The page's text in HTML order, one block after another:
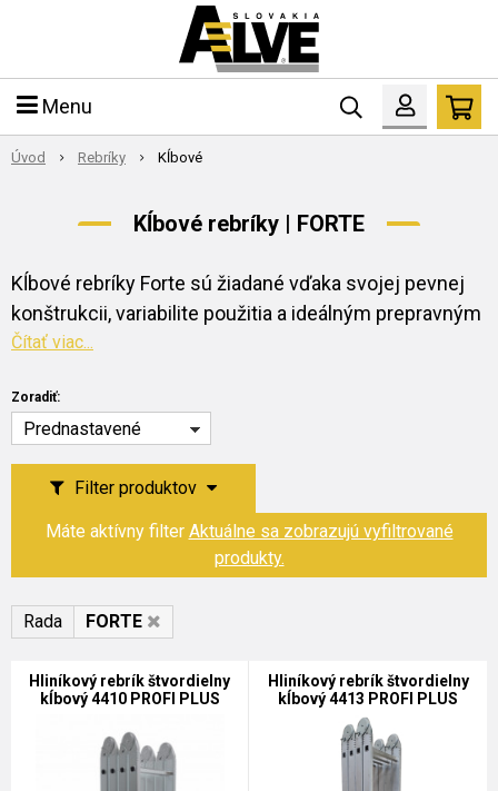
Menu
Úvod Rebríky Kĺbové
Kĺbové rebríky | FORTE
Kĺbové rebríky Forte sú žiadané vďaka svojej pevnej
konštrukcii, variabilite použitia a ideálným prepravným
rozmerom. Použité patentované kĺby sú mimoriadne
Čítať viac...
Filter produktov
Zoradiť:
Prednastavené
Máte aktívny filter Aktuálne sa zobrazujú vyfiltrované
produkty.
Rada FORTE
Hliníkový rebrík štvordielny
kĺbový 4410 PROFI PLUS
Hliníkový rebrík štvordielny
kĺbový 4413 PROFI PLUS